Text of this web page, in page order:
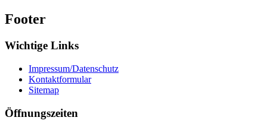
Footer
Wichtige Links
Impressum/Datenschutz
Kontaktformular
Sitemap
Öffnungszeiten